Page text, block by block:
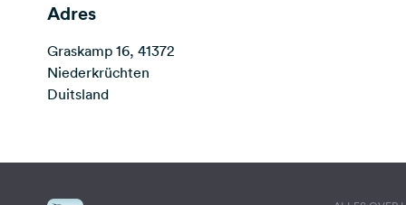
Adres
Graskamp 16, 41372
Niederkrüchten
Duitsland